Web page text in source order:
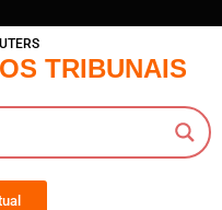
TRIBUNAIS